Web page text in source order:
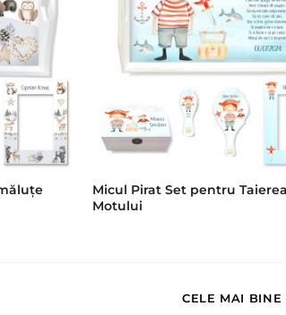
Micul Pirat Set pentru Taierea
Motului
CELE MAI BINE